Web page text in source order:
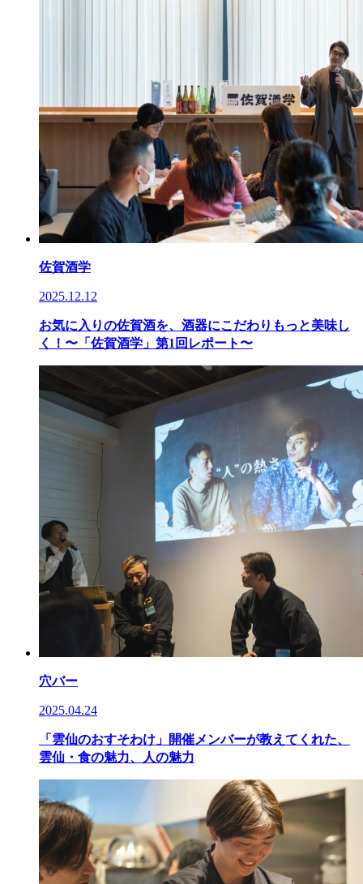
佐賀酒学
2025.12.12
お気に入りの佐賀酒を、酒器にこだわりもっと美味し
く！〜「佐賀酒学」第1回レポート〜
穴バー
2025.04.24
「雲仙のおすそわけ」開催メンバーが教えてくれた、
雲仙・食の魅力、人の魅力